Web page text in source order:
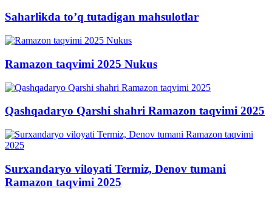
Saharlikda to’q tutadigan mahsulotlar
Ramazon taqvimi 2025 Nukus
Qashqadaryo Qarshi shahri Ramazon taqvimi 2025
Surxandaryo viloyati Termiz, Denov tumani
Ramazon taqvimi 2025